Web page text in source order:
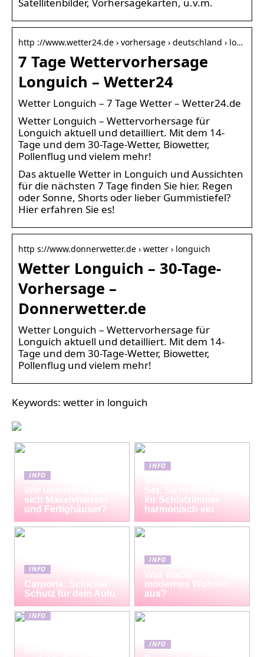
http ://www.wetter24.de › vorhersage › deutschland › lo…
7 Tage Wettervorhersage
Longuich – Wetter24
Wetter Longuich – 7 Tage Wetter – Wetter24.de
Wetter Longuich – Wettervorhersage für
Longuich aktuell und detailliert. Mit dem 14-
Tage und dem 30-Tage-Wetter, Biowetter,
Pollenflug und vielem mehr!
Das aktuelle Wetter in Longuich und Aussichten
für die nächsten 7 Tage finden Sie hier. Regen
oder Sonne, Shorts oder lieber Gummistiefel?
Hier erfahren Sie es!
http s://www.donnerwetter.de › wetter › longuich
Wetter Longuich – 30-Tage-
Vorhersage –
Donnerwetter.de
Wetter Longuich – Wettervorhersage für
Longuich aktuell und detailliert. Mit dem 14-
Tage und dem 30-Tage-Wetter, Biowetter,
Pollenflug und vielem mehr!
Keywords: wetter in longuich
INFO
Wie unterscheiden
sich Massivhäuser
und Fertighäuser?
INFO
Set: So richten Sie
Ihr Schlafzimmer
harmonisch ein
INFO
Carports: Schicker
Schutz für dein Auto
INFO
Was macht
modernes Wohnen
aus?
INFO
INFO